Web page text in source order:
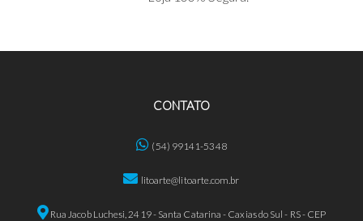
CONTATO
(54) 99141-5348
litoarte@litoarte.com.br
Rua Jacob Luchesi, 2419 - Santa Catarina - Caxias do Sul - RS - CEP